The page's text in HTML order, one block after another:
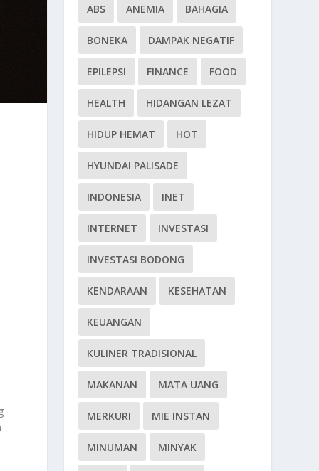
ABS ANEMIA BAHAGIA
BONEKA DAMPAK NEGATIF
EPILEPSI FINANCE FOOD
HEALTH HIDANGAN LEZAT
HIDUP HEMAT HOT
HYUNDAI PALISADE
INDONESIA INET
INTERNET INVESTASI
INVESTASI BODONG
KENDARAAN KESEHATAN
KEUANGAN
KULINER TRADISIONAL
MAKANAN MATA UANG
MERKURI MIE INSTAN
MINUMAN MINYAK